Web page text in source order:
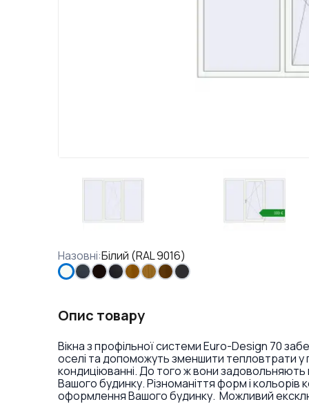
Назовні:Білий (RAL 9016)
Опис товару
Вікна з профільної системи Euro-Design 70
оселі та допоможуть зменшити тепловтрати у
кондиціюванні. До того ж вони
Вашого будинку. Різноманіття форм і
оформлення Вашого будинку. Можливий